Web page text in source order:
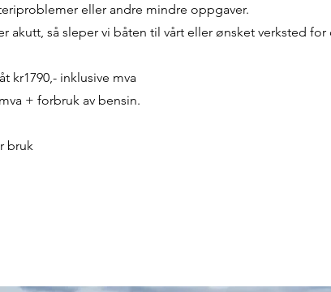
eller andre mindre oppgaver.
så sleper vi båten til vårt eller ønsket verksted for
kr1790,- inklusive mva
+ forbruk av bensin.
bruk